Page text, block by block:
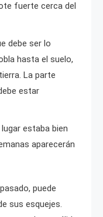
fuerte cerca del
debe ser lo
hasta el suelo,
La parte
estar
estaba bien
aparecerán
puede
sus esquejes.